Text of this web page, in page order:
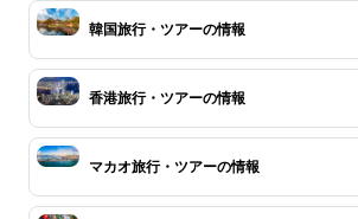
韓国旅行・ツアーの情報
香港旅行・ツアーの情報
マカオ旅行・ツアーの情報